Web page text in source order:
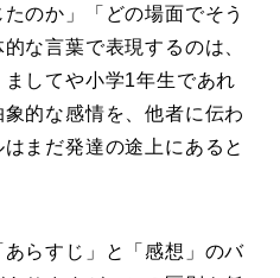
のか」「どの場面でそう
な言葉で表現するのは、
してや小学1年生であれ
的な感情を、他者に伝わ
まだ発達の途上にあると
らすじ」と「感想」のバ